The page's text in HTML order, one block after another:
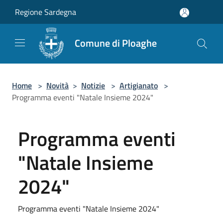
Regione Sardegna
Comune di Ploaghe
Home > Novità > Notizie > Artigianato >
Programma eventi "Natale Insieme 2024"
Programma eventi
"Natale Insieme
2024"
Programma eventi "Natale Insieme 2024"